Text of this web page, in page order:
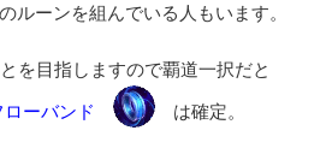
ルーンを組んでいる人もいます。
を目指しますので覇道一択だと
ーバンド は確定。